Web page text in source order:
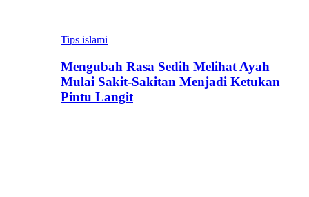
Tips islami
Mengubah Rasa Sedih Melihat Ayah
Mulai Sakit-Sakitan Menjadi Ketukan
Pintu Langit